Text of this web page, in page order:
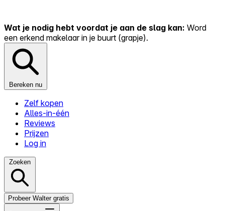
Wat je nodig hebt voordat je aan de slag kan: Word
een erkend makelaar in je buurt (grapje).
Bereken nu
Zelf kopen
Alles-in-één
Reviews
Prijzen
Log in
Zoeken
Probeer Walter gratis